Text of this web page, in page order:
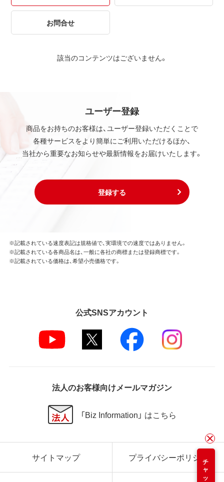
お問合せ
該当のコンテンツはございません。
ユーザー登録
商品をお持ちのお客様は、ユーザー登録いただくことで
各種サービスをより簡単にご利用いただけるほか、
当社から重要なお知らせや最新情報をお届けいたします。
登録する
チャット
※記載されている速度表記は規格値で、実環境での速度ではありません。
※記載されている各商品名は、一般に各社の商標または登録商標です。
※記載されている価格は、希望小売価格です。
公式SNSアカウント
法人のお客様向けメールマガジン
「Biz Information」 はこちら
サイトマップ プライバシーポリシー